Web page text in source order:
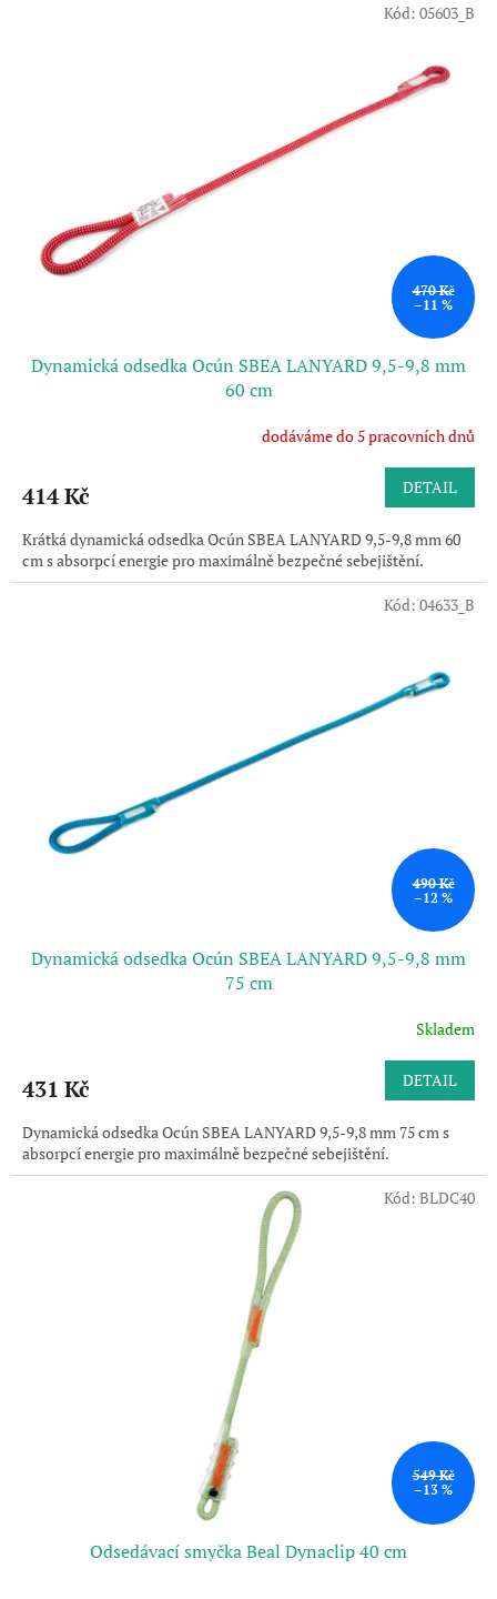
470 Kč
–11 %
Dynamická odsedka Ocún SBEA LANYARD 9,5-9,8 mm
60 cm
dodáváme do 5 pracovních dnů
414 Kč DETAIL
Krátká dynamická odsedka Ocún SBEA LANYARD 9,5-9,8 mm 60
cm s absorpcí energie pro maximálně bezpečné sebejištění.
Kód: 05603_B
490 Kč
–12 %
Dynamická odsedka Ocún SBEA LANYARD 9,5-9,8 mm
75 cm
Skladem
431 Kč DETAIL
Dynamická odsedka Ocún SBEA LANYARD 9,5-9,8 mm 75 cm s
absorpcí energie pro maximálně bezpečné sebejištění.
Kód: 04633_B
549 Kč
–13 %
Odsedávací smyčka Beal Dynaclip 40 cm
Kód: BLDC40